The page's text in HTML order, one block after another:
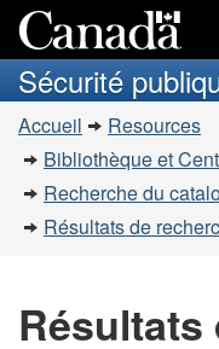
Recherche
et
menus
Sécurité
Vous
êtes
ici
Accueil
Resources
Bibliothèque et
Recherche du
Résultats de
Résultats